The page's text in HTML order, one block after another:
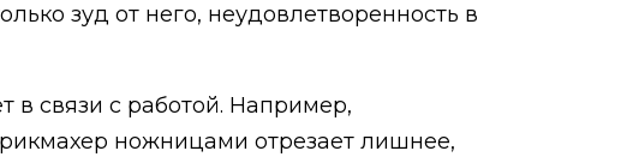
зуд от него, неудовлетворенность в
в связи с работой. Например,
ножницами отрезает лишнее,